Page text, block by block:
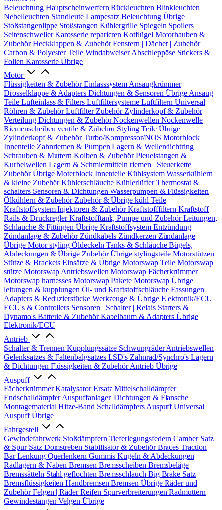
Beleuchtung Hauptscheinwerfern Rückleuchten Blinkleuchten
Nebelleuchten Standleute Lampesatz Beleuchtung Übrige
Stoßstangenlippe Stoßstangen Kühlergrille Spiegeln Spoilers
SeitenschwellerKarosserie reparieren Kotflügel Motorhauben &
ZubehörHeckklappen & ZubehörFenstern | Dächer | Zubehör
Carbon & Polyester Teile WindabweiserAbschleppöse Stickers &
Folien Karosserie Übrige
Motor
Flüssigkeiten & ZubehörEinlasssystem Ansaugkrümmer
Drosselklappe & Adapters Dichtungen & Sensoren Übrige Ansaug
Teile Lufteinlass & Filters Luftfiltersysteme Luftfiltern Universal
Röhren & ZubehörLuftfilter Zubehör Zylinderkopf & Zubehör
Verteilung Dichtungen & ZubehörNockenwellen Nockenwelle
Riemenscheiben ventile & Zubehör Styling Teile Übrige
Zylinderkopf & ZubehörTurbo/Kompressor/NOS Motorblock
Innenteile Zahnriemen & Pumpen Lagern & Wellendichtring
Schrauben & Muttern Kolben & ZubehörPleuelstangen &
Kurbelwellen Lagern & Schmiermitteln riemen | Steuerkette |
ZubehörÜbrige Moterblock Innenteile Kühlsystem Wasserkühlern
& kleine ZubehörKühlerschläuche KühlerlüfterThermostat &
schalters Sensoren & Dichtungen Wasserpumpen & Flüssigkeiten
Ölkühlern & Zubehör Zubehör & Übrige kühl Teile
Kraftstoffsystem Injektoren & ZubehörKraftstofffiltern Kraftstoff
Rails & DruckreglerKraftstofftank, Pumpe und ZubehörLeitungen,
Schlauche & Fittingen Übrige Kraftstoffsystem Entzündung
Zündanlage & Zubehör Zündkabels Zündkerzen Zündanlage
Übrige Motor styling Öldeckeln Tanks & Schläuche Bügels,
Abdeckungen & Übrige ZubehörÜbrige stylingsteile Motorstützen
Stütze & Brackets Einsätze & Übrige Motorswap Teile Motorswap
stütze Motorswap Antriebswellen Motorswap Fächerkrümmer
Motorswap harnesses Motorswap Pakete Motorswap Übrige
leitungen & kupplungen Öl- und Kraftstoffschläuche Fassungen
Adapters & Reduzierstücke Werkzeuge & Übrige Elektronik/ECU
ECU's & Controllers Sensoren | Schalter | Relais Starters &
Dynamo's Batterie & ZubehörKabelbaum & Adapters Übrige
Elektronik/ECU
Antrieb
Schalter & Trennen Kupplungssätze SchwungräderAntriebswellen
Gelenksatzes & Faltenbalgsatzes LSD's Zahnrad/Synchro's Lagern
& Dichtungen Flüssigkeiten & ZubehörAntrieb Übrige
Auspuff
FächerkrümmerKatalysator Ersatz Mittelschalldämpfer
EndschalldämpferAuspuffanlagen Dichtungen & Flansche
Montagematerial Hitze-Band Schalldämpfers Auspuff Universal
Auspuff Übrige
Fahrgestell
Gewindefahrwerk Stoßdämpfern Tieferlegungsfedern Camber Satz
& Spur Satz Domstreben Stabilisator & ZubehörBraces Traction
BarLenkung Querlenkern Gummis Kugeln & Abdeckungen
Radlagern & Naben Bremsen Bremsscheiben Bremsbeläge
Bremssätteln Stahl geflochten Bremsschlauch Big Brake Satz
Bremsflüssigkeiten Handbremsen Bremsen Übrige Räder und
ZubehörFelgen | RäderReifen Spurverbreiterungen Radmuttern
Gewindestangen Velgen Übrige